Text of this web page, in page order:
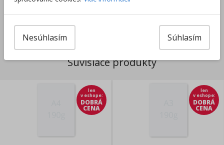
Výrobca/Distribútor
Súvisiace produkty
len
v eshope:
DOBRÁ
CENA
len
v eshope:
DOBRÁ
CENA
Súhlasím
Nesúhlasím